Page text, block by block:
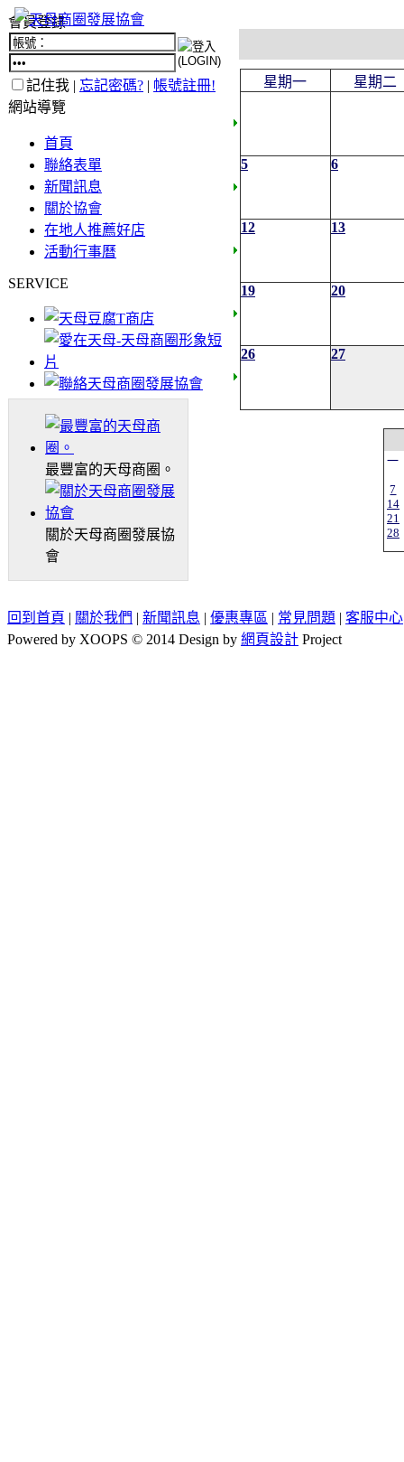
會員登錄
記住我 | 忘記密碼? | 帳號註冊!
網站導覽
首頁
聯絡表單
新聞訊息
關於協會
在地人推薦好店
活動行事曆
SERVICE
最豐富的天母商圈。
關於天母商圈發展協
會
星期一 星期二
5 6
12 13
19 20
26 27
一
7
14
21
28
回到首頁 | 關於我們 | 新聞訊息 | 優惠專區 | 常見問題 | 客服中心
Powered by XOOPS © 2014 Design by 網頁設計 Project